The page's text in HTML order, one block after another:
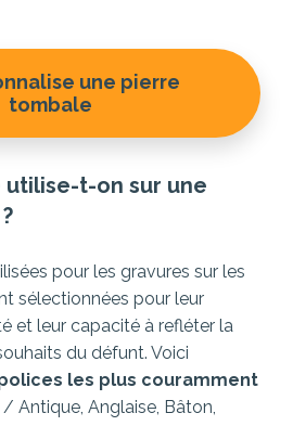
une pierre
tombale
t-on sur une
pour les gravures sur les
sélectionnées pour leur
et leur capacité à refléter la
du défunt. Voici
les plus couramment
/ Antique, Anglaise, Bâton,